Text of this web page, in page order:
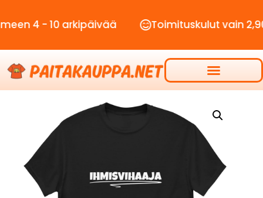
- 10 arkipäivää Toimituskulut vain 2,90€